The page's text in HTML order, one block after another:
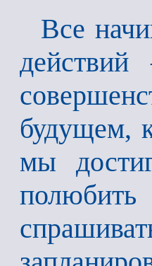
Все
будущем,
мы